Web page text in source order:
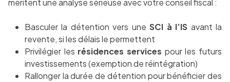
méritent une analyse sérieuse avec votre conseil fiscal :
Basculer la détention vers uneSCI à l’IS avant la
revente, si les délais le permettent
Privilégier les résidences services pour les futurs
investissements (exemption de réintégration)
Rallonger la durée de détention pour bénéficier des